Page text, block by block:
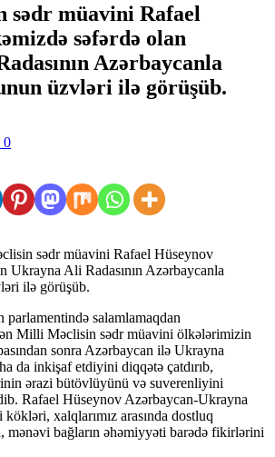
müavini Rafael
səfərdə olan
Azərbaycanla
üzvləri ilə görüşüb.
0
sədr müavini Rafael Hüseynov
Ukrayna Ali Radasının Azərbaycanla
ilə görüşüb.
parlamentində salamlamaqdan
Milli Məclisin sədr müavini ölkələrimizin
sonra Azərbaycan ilə Ukrayna
da inkişaf etdiyini diqqətə çatdırıb,
ərazi bütövlüyünü və suverenliyini
Rafael Hüseynov Azərbaycan-Ukrayna
xalqlarımız arasında dostluq
mənəvi bağların əhəmiyyəti barədə fikirlərini